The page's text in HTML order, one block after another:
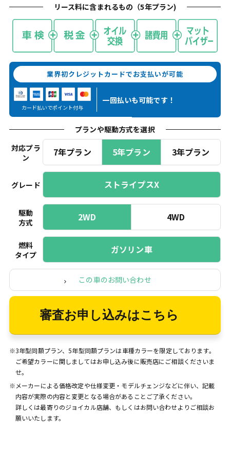
リース料に含まれるもの（5年プラン)
業界初クレジットカードでお支払いが可能
カード払いでポイント付与
一回払いも可能です！
プランや駆動方式を選択
対応プラ
ン
7年プラン 5年プラン 3年プラン
グレード ストライプスX
駆動
方式
2WD 4WD
燃料
タイプ
ガソリン車
この車のお問い合わせ
審査お申し込みはこちら
※3年型同額プラン、5年型同額プランは車種カラーを限定しております。
ご希望カラーに関しましてはお申し込み後に販売店にご相談くださいま
せ。
※メーカーによる価格改定や仕様変更・モデルチェンジなどに伴い、記載
内容が実際の内容と変更となる場合があることご了承ください。
詳しくは最寄りのジョイカル店舗、もしくはお問い合わせよりご相談お
願いいたします。